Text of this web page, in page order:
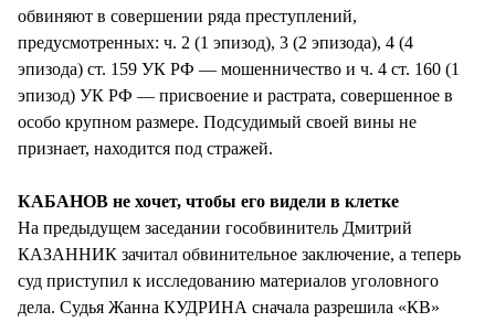
обвиняют в совершении ряда преступлений,
предусмотренных: ч. 2 (1 эпизод), 3 (2 эпизода), 4 (4
эпизода) ст. 159 УК РФ — мошенничество и ч. 4 ст. 160 (1
эпизод) УК РФ — присвоение и растрата, совершенное в
особо крупном размере. Подсудимый своей вины не
признает, находится под стражей.
КАБАНОВ не хочет, чтобы его видели в клетке
На предыдущем заседании гособвинитель Дмитрий
КАЗАННИК зачитал обвинительное заключение, а теперь
суд приступил к исследованию материалов уголовного
дела. Судья Жанна КУДРИНА сначала разрешила «КВ»